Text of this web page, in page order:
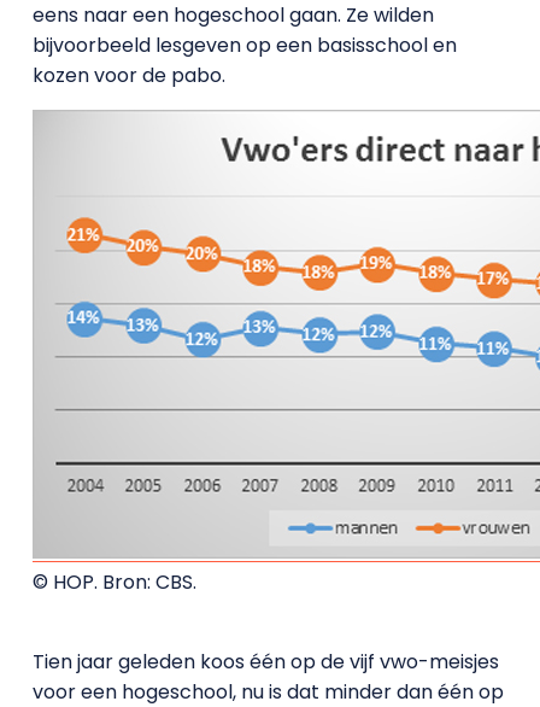
eens naar een hogeschool gaan. Ze wilden
bijvoorbeeld lesgeven op een basisschool en
kozen voor de pabo.
© HOP. Bron: CBS.
Tien jaar geleden koos één op de vijf vwo-meisjes
voor een hogeschool, nu is dat minder dan één op